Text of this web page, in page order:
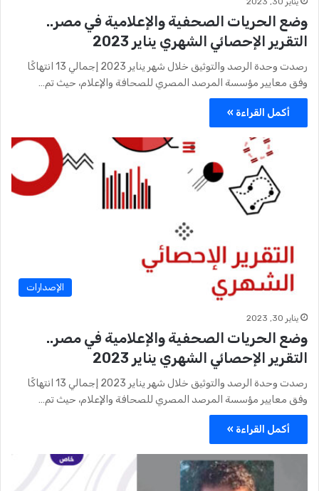
وضع الحريات الصحفية والإعلامية في مصر..
التقرير الإحصائي الشهري يناير 2023
رصدت وحدة الرصد والتوثيق خلال شهر يناير 2023 إجمالي 13 انتهاكًا
وفق معايير مؤسسة المرصد المصري للصحافة والإعلام، حيث تم…
أكمل القراءة »
الإصدارات
يناير 30, 2023
وضع الحريات الصحفية والإعلامية في مصر..
التقرير الإحصائي الشهري يناير 2023
رصدت وحدة الرصد والتوثيق خلال شهر يناير 2023 إجمالي 13 انتهاكًا
وفق معايير مؤسسة المرصد المصري للصحافة والإعلام، حيث تم…
أكمل القراءة »